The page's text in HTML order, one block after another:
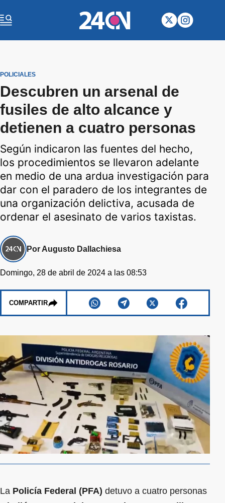
POLICIALES
Descubren un arsenal de
fusiles de alto alcance y
detienen a cuatro personas
Según indicaron las fuentes del hecho,
los procedimientos se llevaron adelante
en medio de una ardua investigación para
dar con el paradero de los integrantes de
una organización delictiva, acusada de
ordenar el asesinato de varios taxistas.
Por Augusto Dallachiesa
Domingo, 28 de abril de 2024 a las 08:53
COMPARTIR
La Policía Federal (PFA) detuvo a cuatro personas